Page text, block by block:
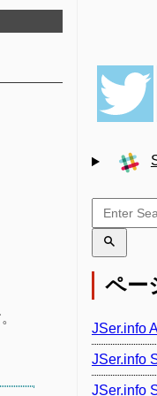
ペー
JSer.info
JSer.info
JSer.info